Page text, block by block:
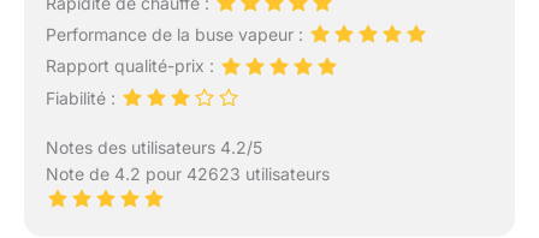
Performance de la buse vapeur :
Rapport qualité-prix :
Fiabilité :
Notes des utilisateurs 4.2/5
Note de 4.2 pour 42623 utilisateurs